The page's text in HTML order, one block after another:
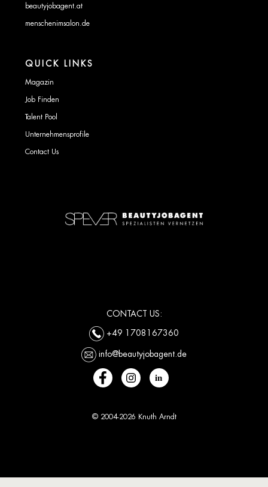
beautyjobagent.at
menschenimsalon.de
QUICK LINKS
Magazin
Job Finden
Talent Pool
Unternehmensprofile
Contact Us
CONTACT US:
+49 1708167360
info@beautyjobagent.de
© 2004-2026 Knuth Arndt